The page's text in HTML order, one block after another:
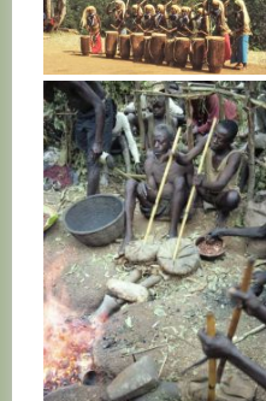
RWANDA